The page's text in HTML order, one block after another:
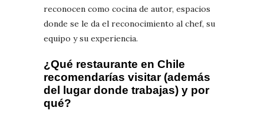
reconocen como cocina de autor, espacios
donde se le da el reconocimiento al chef, su
equipo y su experiencia.
¿Qué restaurante en Chile
recomendarías visitar (además
del lugar donde trabajas) y por
qué?